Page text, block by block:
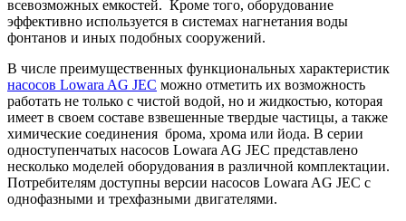
всевозможных емкостей. Кроме того, оборудование
эффективно используется в системах нагнетания воды
фонтанов и иных подобных сооружений.
В числе преимущественных функциональных характеристик
насосов Lowara AG JEC можно отметить их возможность
работать не только с чистой водой, но и жидкостью, которая
имеет в своем составе взвешенные твердые частицы, а также
химические соединения брома, хрома или йода. В серии
одноступенчатых насосов Lowara AG JEC представлено
несколько моделей оборудования в различной комплектации.
Потребителям доступны версии насосов Lowara AG JEC с
однофазными и трехфазными двигателями.